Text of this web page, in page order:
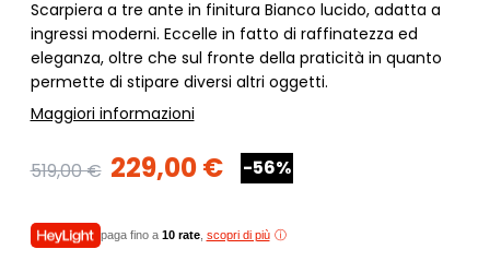
Scarpiera a tre ante in finitura Bianco lucido, adatta a
ingressi moderni. Eccelle in fatto di raffinatezza ed
eleganza, oltre che sul fronte della praticità in quanto
permette di stipare diversi altri oggetti.
Maggiori informazioni
519,00 € 229,00 € -56%
paga fino a 10 rate, scopri di più